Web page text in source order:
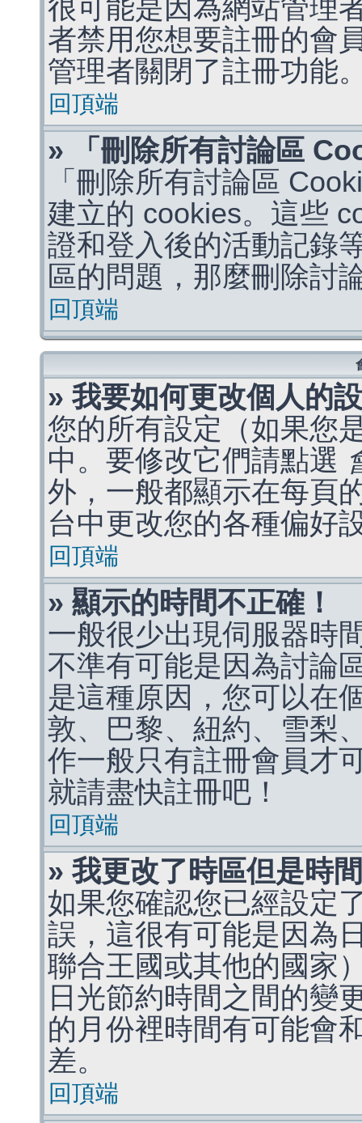
很可能是因為網站管理
者禁用您想要註冊的會
管理者關閉了註冊功能
回頂端
» 「刪除所有討論區
「刪除所有討論區
建立的 cookies。這些
證和登入後的活動記錄
區的問題，那麼刪除討
回頂端
» 我要如何更改個人的
您的所有設定（如果您
中。要修改它們請點選
外，一般都顯示在每頁
台中更改您的各種偏好
回頂端
» 顯示的時間不正確！
一般很少出現伺服器時
不準有可能是因為討論
是這種原因，您可以在
敦、巴黎、紐約、雪梨
作一般只有註冊會員才
就請盡快註冊吧！
回頂端
» 我更改了時區但是時
如果您確認您已經設定
誤，這很有可能是因為
聯合王國或其他的國家
日光節約時間之間的變
的月份裡時間有可能會
差。
回頂端